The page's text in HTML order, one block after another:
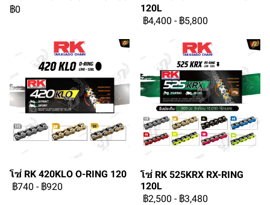
฿0
120L
฿4,400 - ฿5,800
โซ่ RK 420KLO O-RING 120
฿740 - ฿920
โซ่ RK 525KRX RX-RING
120L
฿2,500 - ฿3,480